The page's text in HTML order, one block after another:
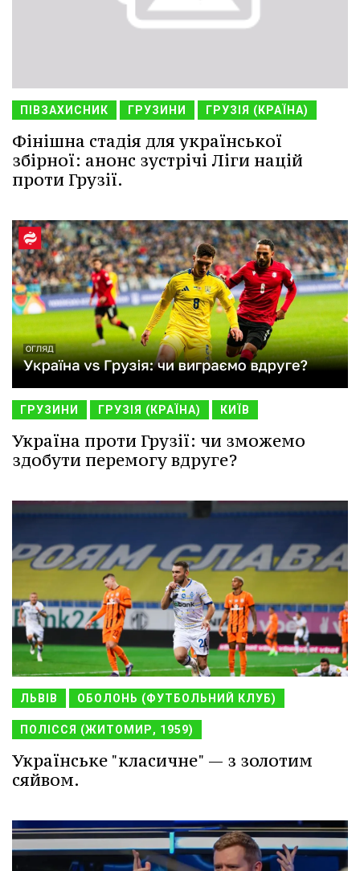
ПІВЗАХИСНИК ГРУЗИНИ ГРУЗІЯ (КРАЇНА)
Фінішна стадія для української
збірної: анонс зустрічі Ліги націй
проти Грузії.
ГРУЗИНИ ГРУЗІЯ (КРАЇНА) КИЇВ
Україна проти Грузії: чи зможемо
здобути перемогу вдруге?
ЛЬВІВ ОБОЛОНЬ (ФУТБОЛЬНИЙ КЛУБ)
ПОЛІССЯ (ЖИТОМИР, 1959)
Українське "класичне" — з золотим
сяйвом.